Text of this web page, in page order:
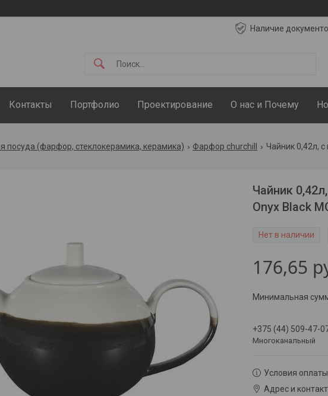
Наличие
Контакты Портфолио Проектирование О нас и Почему
посуда (фарфор, стеклокерамика, керамика) Фарфор churchill
Чайник
Onyx Black
Нет в наличии
176,65
Минимальная
+375 (44) 509-47-
Многоканальный
Условия
Адрес и